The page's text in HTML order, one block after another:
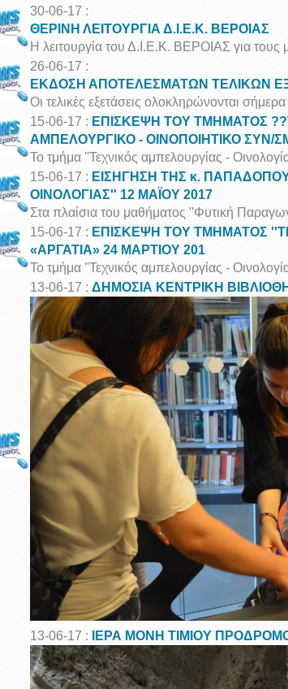
30-06-17 :
ΘΕΡΙΝΗ ΛΕΙΤΟΥΡΓΙΑ Δ.Ι.Ε.Κ. ΒΕΡΟΙΑΣ
Η λειτουργία του Δ.Ι.Ε.Κ. ΒΕΡΟΙΑΣ για τους
26-06-17 :
ΕΚΔΟΣΗ ΑΠΟΤΕΛΕΣΜΑΤΩΝ ΤΕΛΙΚΩΝ
Οι τελικές εξετάσεις ολοκληρώνονται
15-06-17 : ΕΠΙΣΚΕΨΗ ΤΟΥ ΤΜΗΜΑΤΟΣ
ΑΜΠΕΛΟΥΡΓΙΚΟ - ΟΙΝΟΠΟΙΗΤΙΚΟ ΣΥΝ/
Το τμήμα ''Τεχνικός αμπελουργίας -
15-06-17 : ΕΙΣΗΓΗΣΗ ΤΗΣ κ.
ΟΙΝΟΛΟΓΙΑΣ'' 12 ΜΑΪΟΥ 2017
Στα πλαίσια του μαθήματος ''Φυτική
15-06-17 : ΕΠΙΣΚΕΨΗ ΤΟΥ ΤΜΗΜΑΤΟΣ
«ΑΡΓΑΤΙΑ» 24 ΜΑΡΤΙΟΥ 201
Το τμήμα ''Τεχνικός αμπελουργίας -
13-06-17 : ΔΗΜΟΣΙΑ ΚΕΝΤΡΙΚΗ
13-06-17 : ΙΕΡΑ ΜΟΝΗ ΤΙΜΙΟΥ